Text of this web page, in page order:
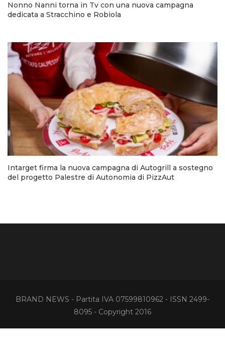
Nonno Nanni torna in Tv con una nuova campagna
dedicata a Stracchino e Robiola
Intarget firma la nuova campagna di Autogrill a sostegno
del progetto Palestre di Autonomia di PizzAut
BRAND NEWS - Partita IVA 07599810962 - ISSN 2499-
8095 - Copyright 2016